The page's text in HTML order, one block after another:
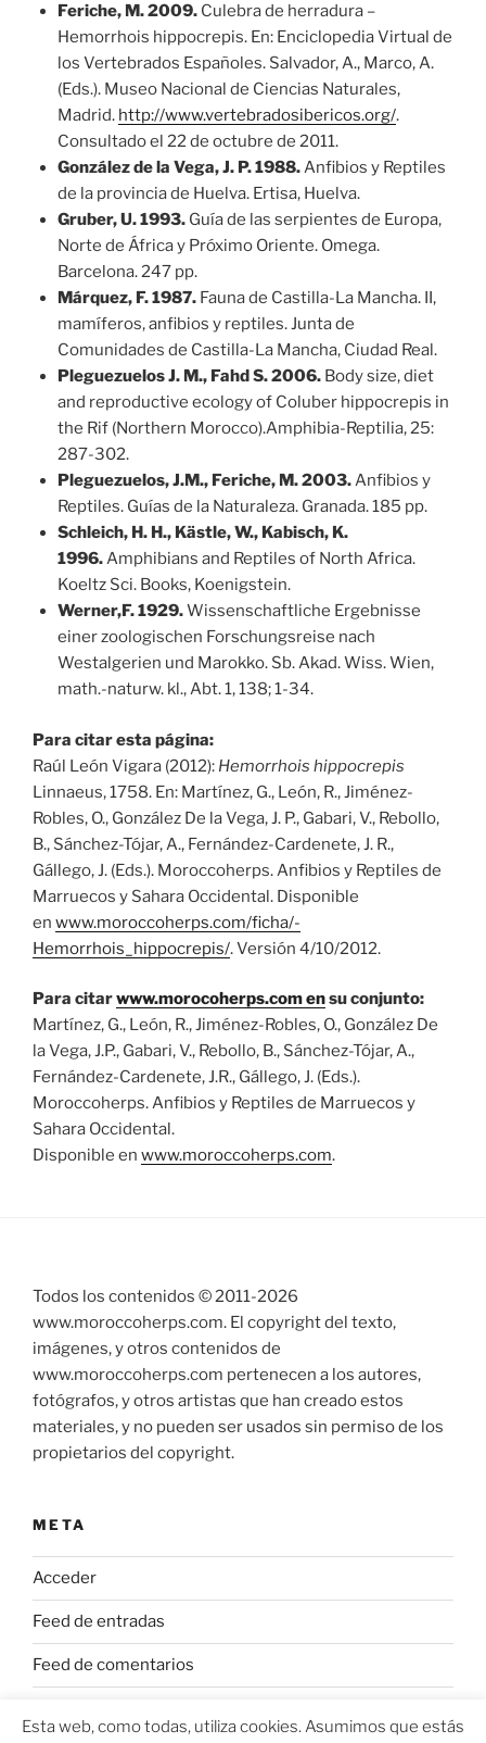
Feriche, M. 2009.Culebra de herradura –
Hemorrhois hippocrepis. En: Enciclopedia Virtual de
los Vertebrados Españoles. Salvador, A., Marco, A.
(Eds.). Museo Nacional de Ciencias Naturales,
Madrid. http://www.vertebradosibericos.org/.
Consultado el 22 de octubre de 2011.
González de la Vega, J. P. 1988.Anfibios y Reptiles
de la provincia de Huelva. Ertisa, Huelva.
Gruber, U. 1993.Guía de las serpientes de Europa,
Norte de África y Próximo Oriente. Omega.
Barcelona. 247 pp.
Márquez, F. 1987.Fauna de Castilla-La Mancha. II,
mamíferos, anfibios y reptiles. Junta de
Comunidades de Castilla-La Mancha, Ciudad Real.
Pleguezuelos J. M., Fahd S. 2006.Body size, diet
and reproductive ecology of Coluber hippocrepis in
the Rif (Northern Morocco).Amphibia-Reptilia, 25:
287-302.
Pleguezuelos, J.M., Feriche, M. 2003.Anfibios y
Reptiles. Guías de la Naturaleza. Granada. 185 pp.
Schleich, H. H., Kästle, W., Kabisch, K.
1996.Amphibians and Reptiles of North Africa.
Koeltz Sci. Books, Koenigstein.
Werner,F. 1929.Wissenschaftliche Ergebnisse
einer zoologischen Forschungsreise nach
Westalgerien und Marokko. Sb. Akad. Wiss. Wien,
math.-naturw. kl., Abt. 1, 138; 1-34.
Para citar esta página:
Raúl León Vigara (2012): Hemorrhois hippocrepis
Linnaeus, 1758. En: Martínez, G., León, R., Jiménez-
Robles, O., González De la Vega, J. P., Gabari, V., Rebollo,
B., Sánchez-Tójar, A., Fernández-Cardenete, J. R.,
Gállego, J. (Eds.). Moroccoherps. Anfibios y Reptiles de
Marruecos y Sahara Occidental. Disponible
en www.moroccoherps.com/ficha/­
Hemorrhois_hippocrepis/. Versión 4/10/2012.
Para citarwww.morocoherps.com ensu conjunto:
Martínez, G., León, R., Jiménez-Robles, O., González De
la Vega, J.P., Gabari, V., Rebollo, B., Sánchez-Tójar, A.,
Fernández-Cardenete, J.R., Gállego, J. (Eds.).
Moroccoherps. Anfibios y Reptiles de Marruecos y
Sahara Occidental.
Disponible en www.moroccoherps.com.
Todos los contenidos © 2011-2026
www.moroccoherps.com. El copyright del texto,
imágenes, y otros contenidos de
www.moroccoherps.com pertenecen a los autores,
fotógrafos, y otros artistas que han creado estos
materiales, y no pueden ser usados sin permiso de los
propietarios del copyright.
META
Acceder
Feed de entradas
Feed de comentarios
Esta web, como todas, utiliza cookies. Asumimos que estás